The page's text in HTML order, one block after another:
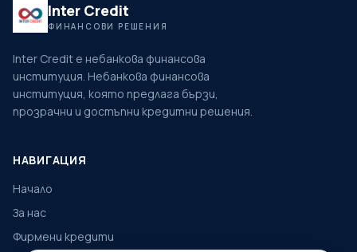
Inter Credit
ФИНАНСОВИ РЕШЕНИЯ
Inter Credit е небанкова финансова
институция. Небанкова финансова
институция, която предлага бързи,
прозрачни и достъпни кредитни решения.
НАВИГАЦИЯ
Начало
За нас
Фирмени кредити